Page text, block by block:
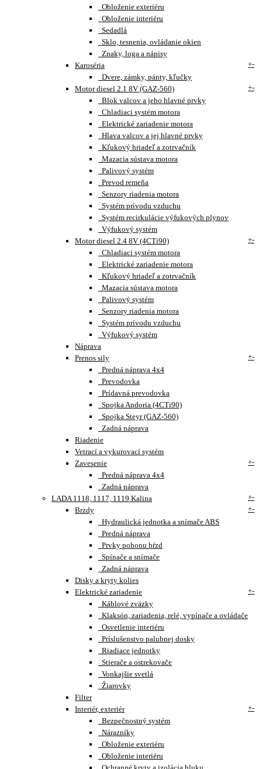
Obloženie exteriéru
Obloženie interiéru
Sedadlá
Sklo, tesnenia, ovládanie okien
Znaky, loga a nápisy
Karoséria
+-
Dvere, zámky, pánty, kľučky
Motor diesel 2.1 8V (GAZ-560)
+-
Blok valcov a jeho hlavné prvky
Chladiaci systém motora
Elektrické zariadenie motora
Hlava valcov a jej hlavné prvky
Kľukový hriadeľ a zotrvačník
Mazacia sústava motora
Palivový systém
Prevod remeňa
Senzory riadenia motora
Systém prívodu vzduchu
Systém recirkulácie výfukových plynov
Výfukový systém
Motor diesel 2.4 8V (4CTi90)
+-
Chladiaci systém motora
Elektrické zariadenie motora
Kľukový hriadeľ a zotrvačník
Mazacia sústava motora
Palivový systém
Senzory riadenia motora
Systém prívodu vzduchu
Výfukový systém
Náprava
Prenos sily
+-
Predná náprava 4x4
Prevodovka
Prídavná prevodovka
Spojka Andoria (4CTi90)
Spojka Steyr (GAZ-560)
Zadná náprava
Riadenie
Vetrací a vykurovací systém
Zavesenie
+-
Predná náprava 4x4
Zadná náprava
LADA 1118, 1117, 1119 Kalina
+-
Brzdy
+-
Hydraulická jednotka a snímače ABS
Predná náprava
Prvky pohonu bŕzd
Spínače a snímače
Zadná náprava
Disky a kryty kolies
Elektrické zariadenie
+-
Káblové zväzky
Klaksón, zariadenia, relé, vypínače a ovládače
Osvetlenie interiéru
Príslušenstvo palubnej dosky
Riadiace jednotky
Stierače a ostrekovače
Vonkajšie svetlá
Žiarovky
Filter
Interiér, exteriér
+-
Bezpečnostný systém
Nárazníky
Obloženie exteriéru
Obloženie interiéru